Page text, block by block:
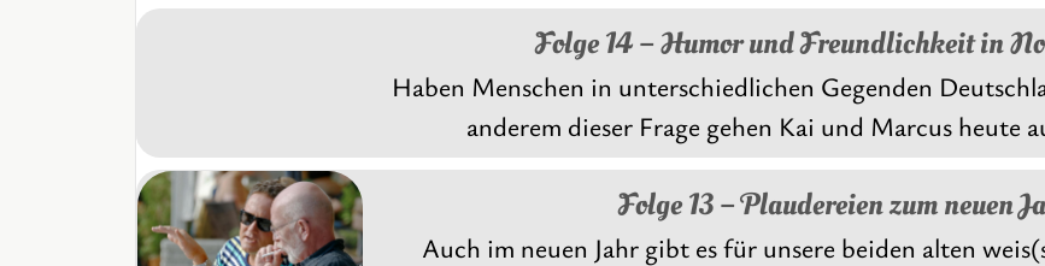
Folge 14 – Humor und Freundlichkeit in
Haben Menschen in unterschiedlichen Gegenden
anderem dieser Frage gehen Kai und Marcus heute
Folge 13 – Plaudereien zum neuen
Auch im neuen Jahr gibt es für unsere beiden alten